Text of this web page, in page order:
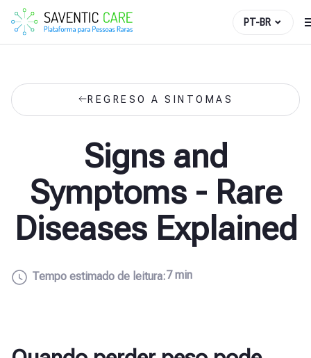
PT-BR
REGRESO A SINTOMAS
Signs and
Symptoms - Rare
Diseases Explained
Tempo estimado de leitura:7 min